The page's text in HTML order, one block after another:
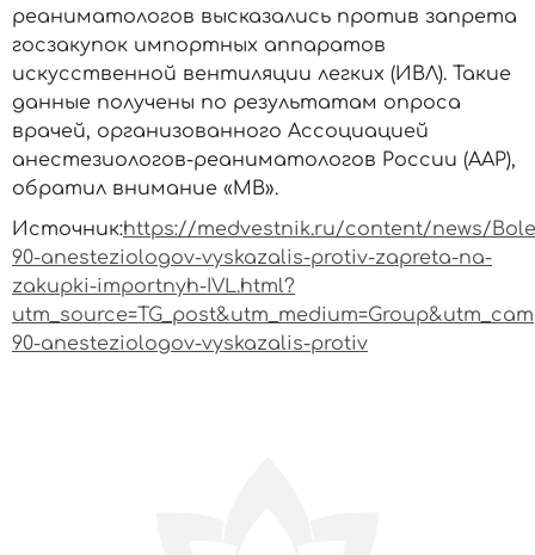
реаниматологов высказались против запрета
госзакупок импортных аппаратов
искусственной вентиляции легких (ИВЛ). Такие
данные получены по результатам опроса
врачей, организованного Ассоциацией
анестезиологов-реаниматологов России (ААР),
обратил внимание «МВ».
Источник:https://medvestnik.ru/content/news/
90-anesteziologov-vyskazalis-protiv-zapreta-na-
zakupki-importnyh-IVL.html?
90-anesteziologov-vyskazalis-protiv